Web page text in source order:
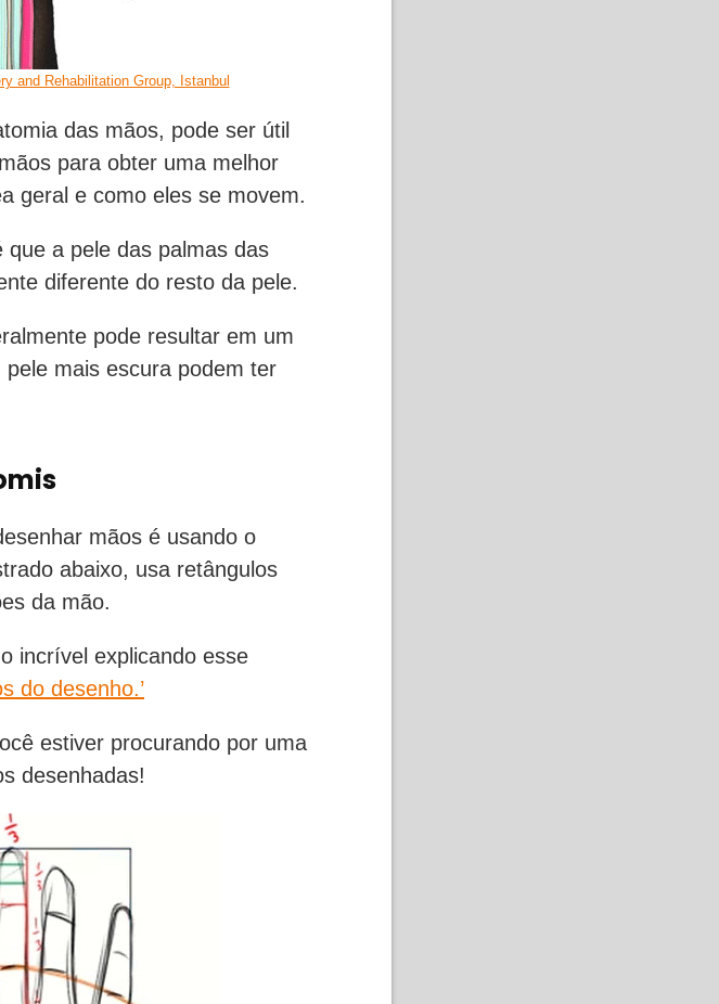
and Rehabilitation Group, Istanbul
das mãos, pode ser útil
para obter uma melhor
geral e como eles se movem.
a pele das palmas das
diferente do resto da pele.
pode resultar em um
mais escura podem ter
mãos é usando o
abaixo, usa retângulos
da mão.
incrível explicando esse
do desenho.’
estiver procurando por uma
desenhadas!